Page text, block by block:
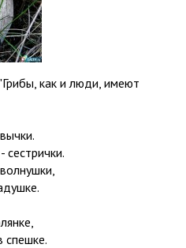
как и люди, имеют
спешке.